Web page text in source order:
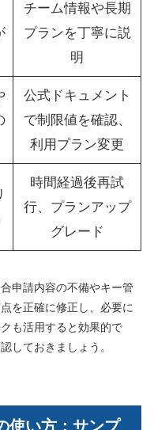
チーム情報や長期
プランを丁寧に説
明
公式ドキュメント
で制限値を確認、
利用プラン変更
時間経過後再試
行、プランアップ
グレード
申請内容の不備やキー管
を正確に修正し、必要に
も活用すると効果的で
しておきましょう。
使い方：サンプ